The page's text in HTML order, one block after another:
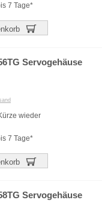
7 Tage*
Servogehäuse
wieder
7 Tage*
Servogehäuse